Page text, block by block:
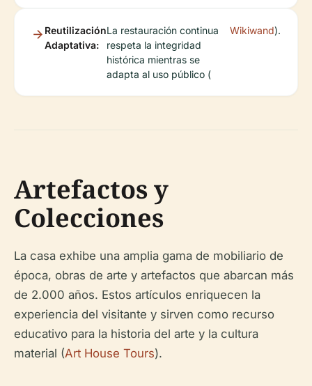
Reutilización
Adaptativa:
La restauración continua
respeta la integridad
histórica mientras se
adapta al uso público (
Wikiwand).
Artefactos y
Colecciones
La casa exhibe una amplia gama de mobiliario de
época, obras de arte y artefactos que abarcan más
de 2.000 años. Estos artículos enriquecen la
experiencia del visitante y sirven como recurso
educativo para la historia del arte y la cultura
material (Art House Tours).